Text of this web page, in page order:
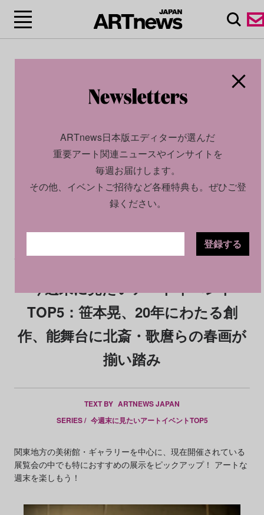
2025.08.22
今週末に見たいアートイベント
TOP5：笹本晃、20年にわたる創
作、能舞台に北斎・歌麿らの春画が
揃い踏み
TEXT BY ARTNEWS JAPAN
SERIES / 今週末に見たいアートイベントTOP5
関東地方の美術館・ギャラリーを中心に、現在開催されている
展覧会の中でも特におすすめの展示をピックアップ！ アートな
週末を楽しもう！
ARTnews日本版エディターが選んだ
重要アート関連ニュースやインサイトを
毎週お届けします。
その他、イベントご招待など各種特典も。ぜひご登
録ください。
登録する